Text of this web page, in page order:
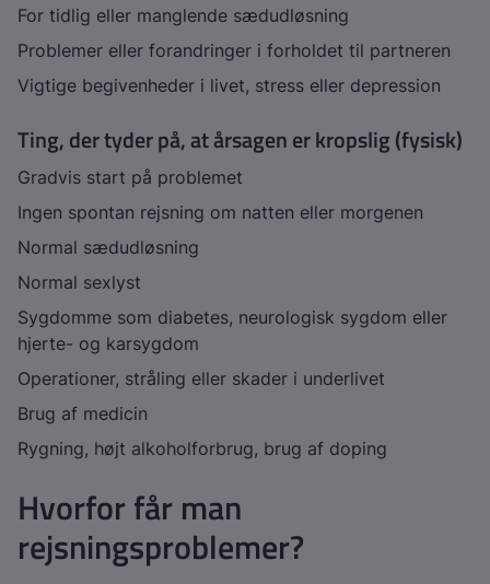
For tidlig eller manglende sædudløsning
Problemer eller forandringer i forholdet til partneren
Vigtige begivenheder i livet, stress eller depression
Ting, der tyder på, at årsagen er kropslig (fysisk)
Gradvis start på problemet
Ingen spontan rejsning om natten eller morgenen
Normal sædudløsning
Normal sexlyst
Sygdomme som diabetes, neurologisk sygdom eller
hjerte- og karsygdom
Operationer, stråling eller skader i underlivet
Brug af medicin
Rygning, højt alkoholforbrug, brug af doping
Hvorfor får man
rejsningsproblemer?